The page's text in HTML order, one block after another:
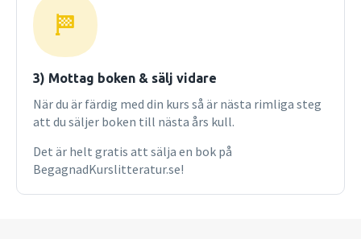
3) Mottag boken & sälj vidare
När du är färdig med din kurs så är nästa rimliga steg
att du säljer boken till nästa års kull.
Det är helt gratis att sälja en bok på
BegagnadKurslitteratur.se!